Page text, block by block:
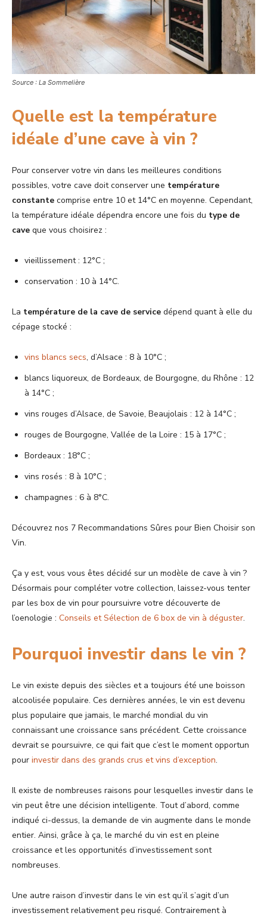
Source : La Sommelière
Quelle est la température
idéale d’une cave à vin ?
Pour conserver votre vin dans les meilleures conditions
possibles, votre cave doit conserver une température
constante comprise entre 10 et 14°C en moyenne. Cependant,
la température idéale dépendra encore une fois du type de
cave que vous choisirez :
vieillissement : 12°C ;
conservation : 10 à 14°C.
La température de la cave de service dépend quant à elle du
cépage stocké :
vins blancs secs, d’Alsace : 8 à 10°C ;
blancs liquoreux, de Bordeaux, de Bourgogne, du Rhône : 12
à 14°C ;
vins rouges d’Alsace, de Savoie, Beaujolais : 12 à 14°C ;
rouges de Bourgogne, Vallée de la Loire : 15 à 17°C ;
Bordeaux : 18°C ;
vins rosés : 8 à 10°C ;
champagnes : 6 à 8°C.
Découvrez nos 7 Recommandations Sûres pour Bien Choisir son
Vin.
Ça y est, vous vous êtes décidé sur un modèle de cave à vin ?
Désormais pour compléter votre collection, laissez-vous tenter
par les box de vin pour poursuivre votre découverte de
l’oenologie : Conseils et Sélection de 6 box de vin à déguster.
Pourquoi investir dans le vin ?
Le vin existe depuis des siècles et a toujours été une boisson
alcoolisée populaire. Ces dernières années, le vin est devenu
plus populaire que jamais, le marché mondial du vin
connaissant une croissance sans précédent. Cette croissance
devrait se poursuivre, ce qui fait que c’est le moment opportun
pour investir dans des grands crus et vins d’exception.
Il existe de nombreuses raisons pour lesquelles investir dans le
vin peut être une décision intelligente. Tout d’abord, comme
indiqué ci-dessus, la demande de vin augmente dans le monde
entier. Ainsi, grâce à ça, le marché du vin est en pleine
croissance et les opportunités d’investissement sont
nombreuses.
Une autre raison d’investir dans le vin est qu’il s’agit d’un
investissement relativement peu risqué. Contrairement à